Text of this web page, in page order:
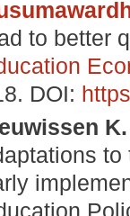
to better
DOI:
to